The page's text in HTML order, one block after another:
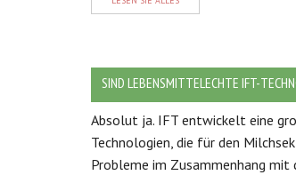
SIND LEBENSMITTELECHTE IFT-
Absolut ja. IFT entwickelt eine
Technologien, die für den
Probleme im Zusammenhang mit